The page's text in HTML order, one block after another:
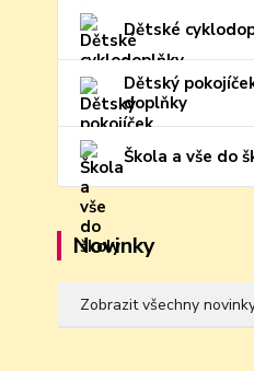
Dětské
Dětský
doplňky
Škola a vše do
Novinky
Zobrazit všechny